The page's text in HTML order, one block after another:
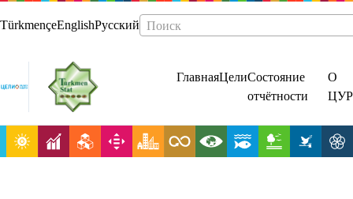
TürkmençeEnglishРусский Поиск
ГлавнаяЦелиСостояние
отчётности
О
ЦУР